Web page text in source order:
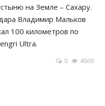
на Земле – Сахару.
Владимир Мальков
100 километров по
Ultra.
0 4669